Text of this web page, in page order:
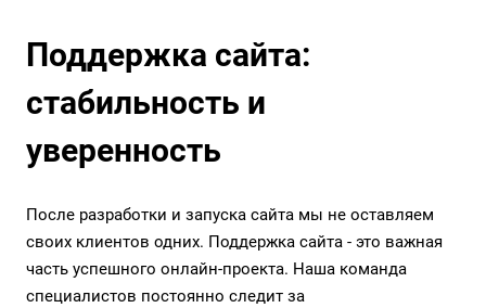
Поддержка сайта:
стабильность и
уверенность
После разработки и запуска сайта мы не оставляем
своих клиентов одних. Поддержка сайта - это важная
часть успешного онлайн-проекта. Наша команда
специалистов постоянно следит за